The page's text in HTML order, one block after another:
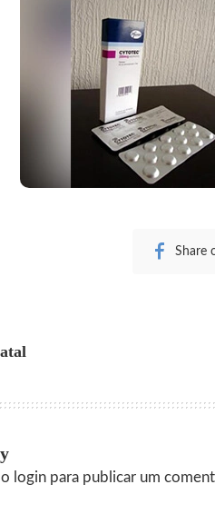
Share
login para publicar um